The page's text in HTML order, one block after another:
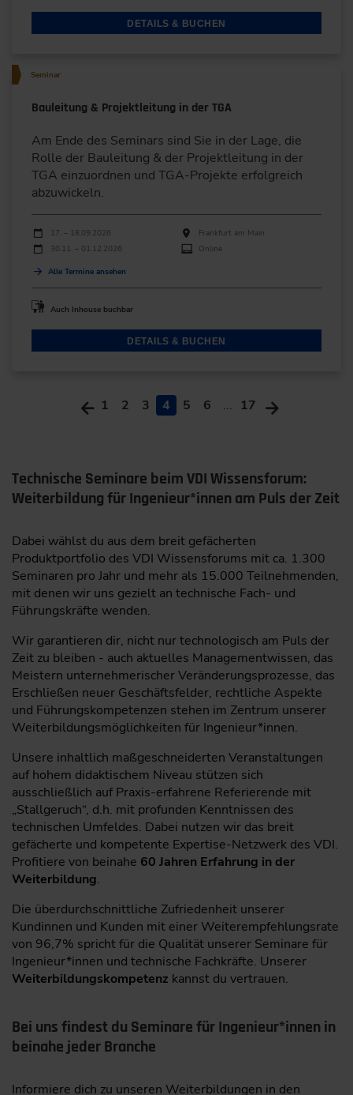
DETAILS & BUCHEN
Seminar
Bauleitung & Projektleitung in der TGA
Am Ende des Seminars sind Sie in der Lage, die
Rolle der Bauleitung & der Projektleitung in der
TGA einzuordnen und TGA-Projekte erfolgreich
abzuwickeln.
Durchführungen
Veranstaltungsdatum
17. – 18.09.2026
Frankfurt am Main
30.11. – 01.12.2026
Online
Alle Termine ansehen
Auch Inhouse buchbar
DETAILS & BUCHEN
1 2 3 4 5 6 ... 17
Technische Seminare beim VDI Wissensforum:
Weiterbildung für Ingenieur*innen am Puls der Zeit
Dabei wählst du aus dem breit gefächerten
Produktportfolio des VDI Wissensforums mit ca. 1.300
Seminaren pro Jahr und mehr als 15.000 Teilnehmenden,
mit denen wir uns gezielt an technische Fach- und
Führungskräfte wenden.
Wir garantieren dir, nicht nur technologisch am Puls der
Zeit zu bleiben - auch aktuelles Managementwissen, das
Meistern unternehmerischer Veränderungsprozesse, das
Erschließen neuer Geschäftsfelder, rechtliche Aspekte
und Führungskompetenzen stehen im Zentrum unserer
Weiterbildungsmöglichkeiten für Ingenieur*innen.
Unsere inhaltlich maßgeschneiderten Veranstaltungen
auf hohem didaktischem Niveau stützen sich
ausschließlich auf Praxis-erfahrene Referierende mit
„Stallgeruch“, d.h. mit profunden Kenntnissen des
technischen Umfeldes. Dabei nutzen wir das breit
gefächerte und kompetente Expertise-Netzwerk des VDI.
Profitiere von beinahe 60 Jahren Erfahrung in der
Weiterbildung.
Die überdurchschnittliche Zufriedenheit unserer
Kundinnen und Kunden mit einer Weiterempfehlungsrate
von 96,7% spricht für die Qualität unserer Seminare für
Ingenieur*innen und technische Fachkräfte. Unserer
Weiterbildungskompetenz kannst du vertrauen.
Bei uns findest du Seminare für Ingenieur*innen in
beinahe jeder Branche
Informiere dich zu unseren Weiterbildungen in den